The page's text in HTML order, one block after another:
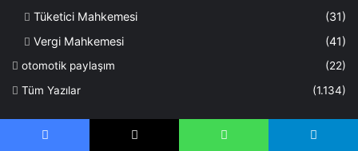
Tüketici Mahkemesi
(31)
Vergi Mahkemesi
(41)
otomotik paylaşım
(22)
Tüm Yazılar
(1.134)
Son Yazılar